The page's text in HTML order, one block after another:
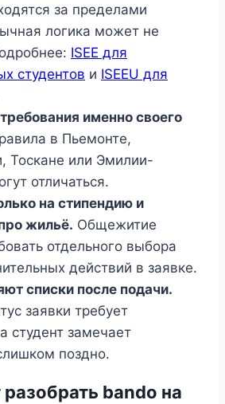
за пределами
логика может не
ISEE для
студентов и ISEEU для
именно своего
в Пьемонте,
Тоскане или Эмилии-
отличаться.
на стипендию и
жильё. Общежитие
отдельного выбора
действий в заявке.
списки после подачи.
заявки требует
студент замечает
поздно.
разобрать bando на